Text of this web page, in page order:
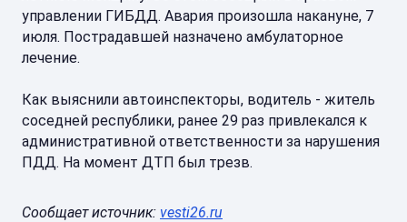
управлении ГИБДД. Авария произошла накануне, 7
июля. Пострадавшей назначено амбулаторное
лечение.
Как выяснили автоинспекторы, водитель - житель
соседней республики, ранее 29 раз привлекался к
административной ответственности за нарушения
ПДД. На момент ДТП был трезв.
Сообщает источник: vesti26.ru